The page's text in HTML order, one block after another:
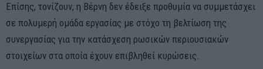
Επίσης, τονίζουν, η Βέρνη δεν έδειξε προθυμία να συμμετάσχει
σε πολυμερή ομάδα εργασίας με στόχο τη βελτίωση της
συνεργασίας για την κατάσχεση ρωσικών περιουσιακών
στοιχείων στα οποία έχουν επιβληθεί κυρώσεις.